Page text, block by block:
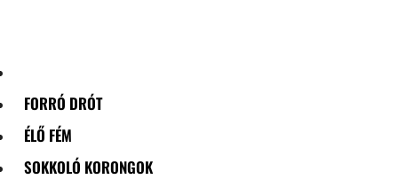
FORRÓ DRÓT
ÉLŐ FÉM
SOKKOLÓ KORONGOK